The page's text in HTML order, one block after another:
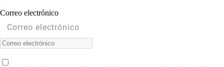
Correo electrónico